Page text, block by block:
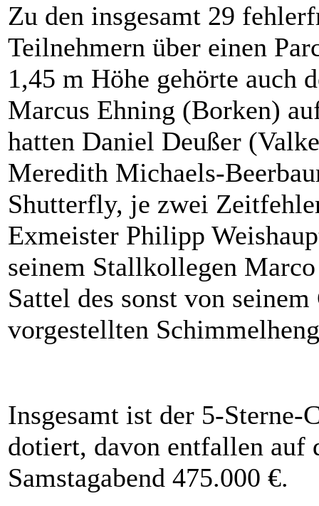
Zu den insgesamt 29
Teilnehmern über einen
1,45 m Höhe gehörte auch
Marcus Ehning (Borken)
hatten Daniel Deußer
Meredith Michaels-
Shutterfly, je zwei
Exmeister Philipp
seinem Stallkollegen
Sattel des sonst von
vorgestellten
Insgesamt ist der 5-
dotiert, davon entfallen auf
Samstagabend 475.000 €.